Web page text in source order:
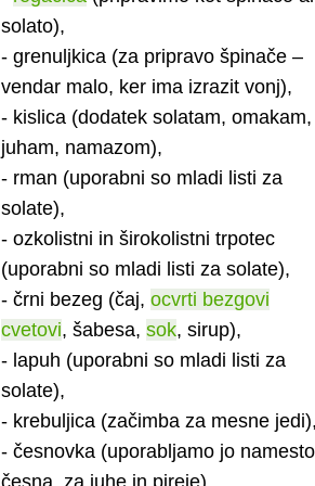
solato),
- grenuljkica (za pripravo špinače –
vendar malo, ker ima izrazit vonj),
- kislica (dodatek solatam, omakam,
juham, namazom),
- rman (uporabni so mladi listi za
solate),
- ozkolistni in širokolistni trpotec
(uporabni so mladi listi za solate),
- črni bezeg (čaj, ocvrti bezgovi
cvetovi, šabesa, sok, sirup),
- lapuh (uporabni so mladi listi za
solate),
- krebuljica (začimba za mesne
- česnovka (uporabljamo jo namesto